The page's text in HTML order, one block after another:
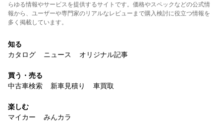
らゆる情報やサービスを提供するサイトです。価格やスペックなどの公式情
報から、ユーザーや専門家のリアルなレビューまで購入検討に役立つ情報を
多く掲載しています。
知る
カタログ
ニュース オリジナル記事
買う・売る
中古車検索
新車見積り 車買取
楽しむ
マイカー
みんカラ